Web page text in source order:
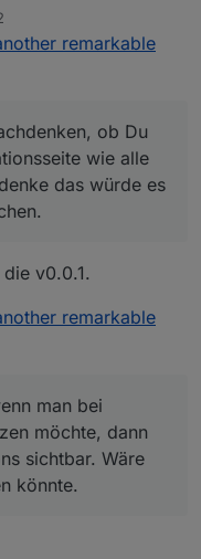
solltest Du darüber
lieber eine
wenn man bei
möchte, dann
remarkable
ob Du
wie alle
das würde es
v0.0.1.
remarkable
man bei
möchte, dann
sichtbar. Wäre
könnte.